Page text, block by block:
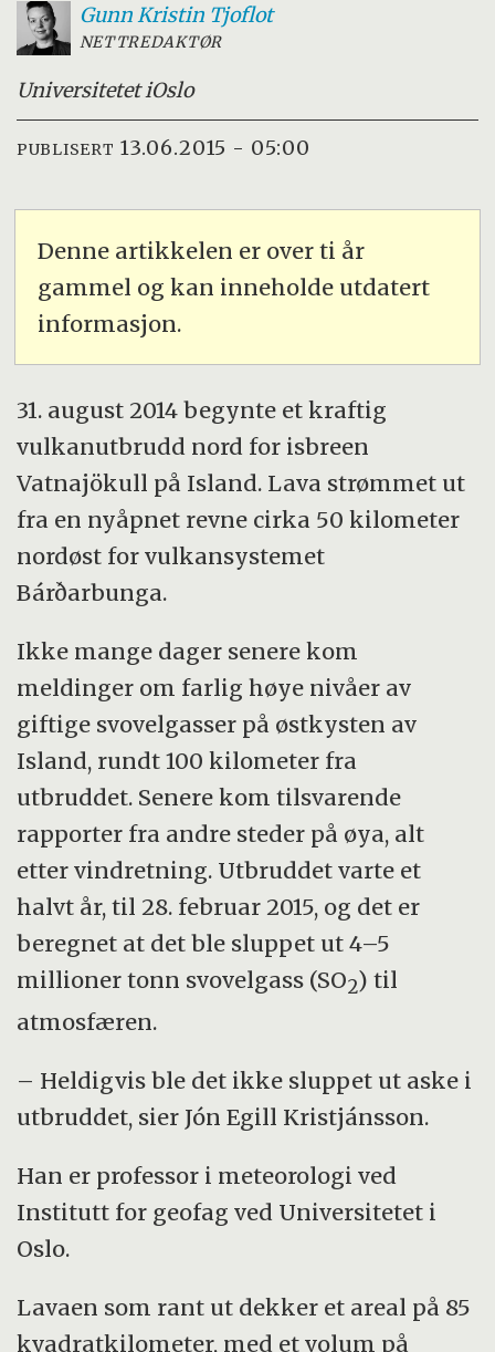
Gunn Kristin Tjoflot
NETTREDAKTØR
Universitetet iOslo
PUBLISERT 13.06.2015 - 05:00
Denne artikkelen er over ti år
gammel og kan inneholde utdatert
informasjon.
31. august 2014 begynte et kraftig
vulkanutbrudd nord for isbreen
Vatnajökull på Island. Lava strømmet ut
fra en nyåpnet revne cirka 50 kilometer
nordøst for vulkansystemet
Bárðarbunga.
Ikke mange dager senere kom
meldinger om farlig høye nivåer av
giftige svovelgasser på østkysten av
Island, rundt 100 kilometer fra
utbruddet. Senere kom tilsvarende
rapporter fra andre steder på øya, alt
etter vindretning. Utbruddet varte et
halvt år, til 28. februar 2015, og det er
beregnet at det ble sluppet ut 4–5
millioner tonn svovelgass (SO2) til
atmosfæren.
– Heldigvis ble det ikke sluppet ut aske i
utbruddet, sier Jón Egill Kristjánsson.
Han er professor i meteorologi ved
Institutt for geofag ved Universitetet i
Oslo.
Lavaen som rant ut dekker et areal på 85
kvadratkilometer, med et volum på